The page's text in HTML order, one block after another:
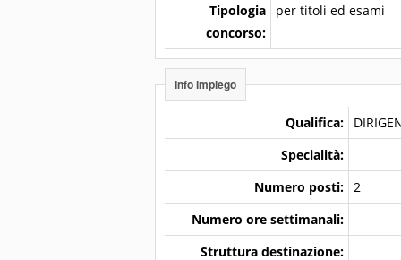
Tipologia
concorso:
per titoli ed esami
Info impiego
Qualifica:
Specialità:
Numero posti: 2
Numero ore settimanali:
Struttura destinazione: